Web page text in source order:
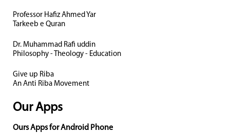
Professor Hafiz Ahmed Yar
Tarkeeb e Quran
Dr. Muhammad Rafi uddin
Philosophy - Theology - Education
Give up Riba
An Anti Riba Movement
Our Apps
Ours Apps for Android Phone